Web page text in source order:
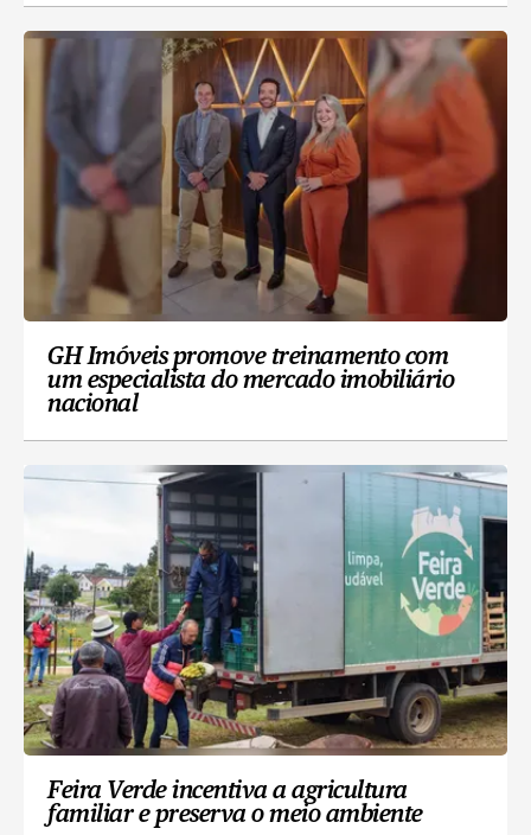
GH Imóveis promove treinamento com
um especialista do mercado imobiliário
nacional
Feira Verde incentiva a agricultura
familiar e preserva o meio ambiente